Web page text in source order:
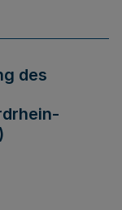
des